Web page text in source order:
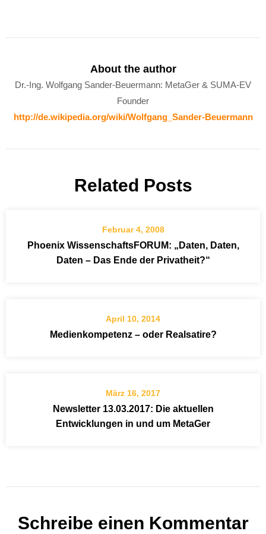
About the author
Dr.-Ing. Wolfgang Sander-Beuermann: MetaGer & SUMA-EV
Founder
http://de.wikipedia.org/wiki/Wolfgang_Sander-Beuermann
Related Posts
Februar 4, 2008
Phoenix WissenschaftsFORUM: „Daten, Daten,
Daten – Das Ende der Privatheit?“
April 10, 2014
Medienkompetenz – oder Realsatire?
März 16, 2017
Newsletter 13.03.2017: Die aktuellen
Entwicklungen in und um MetaGer
Schreibe einen Kommentar